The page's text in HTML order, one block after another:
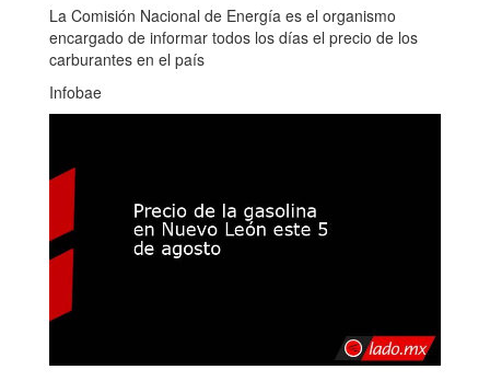
La Comisión Nacional de Energía es el organismo
encargado de informar todos los días el precio de los
carburantes en el país
Infobae